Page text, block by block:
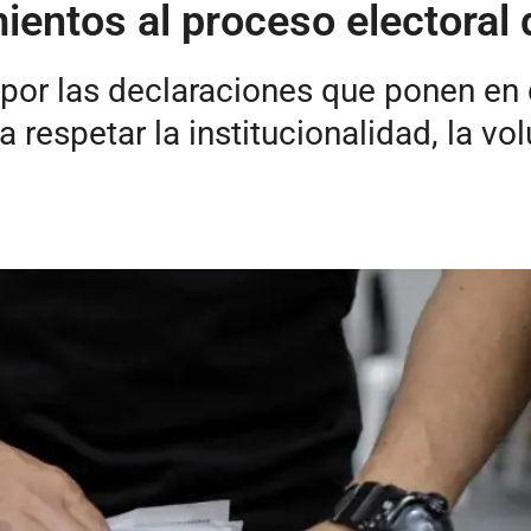
al proceso electoral
las declaraciones que ponen
respetar la institucionalidad, la